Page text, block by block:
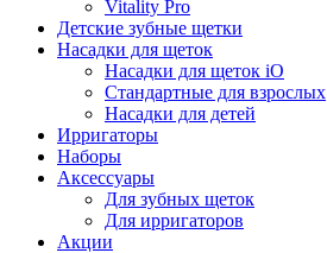
Vitality Pro
Детские зубные щетки
Насадки для щеток
Насадки для щеток iO
Стандартные для взрослых
Насадки для детей
Ирригаторы
Наборы
Аксессуары
Для зубных щеток
Для ирригаторов
Акции